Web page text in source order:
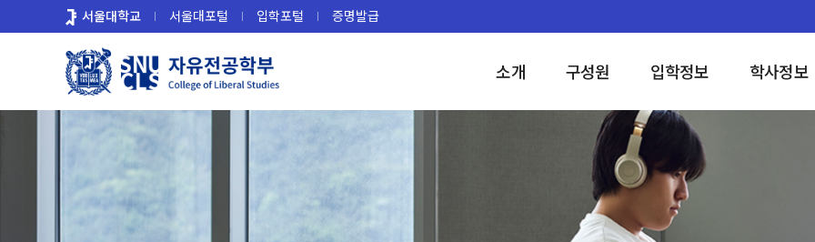
로
서울대학교 서울대포털 입학포털 증명발급
소개 구성원 입학정보 학사정보